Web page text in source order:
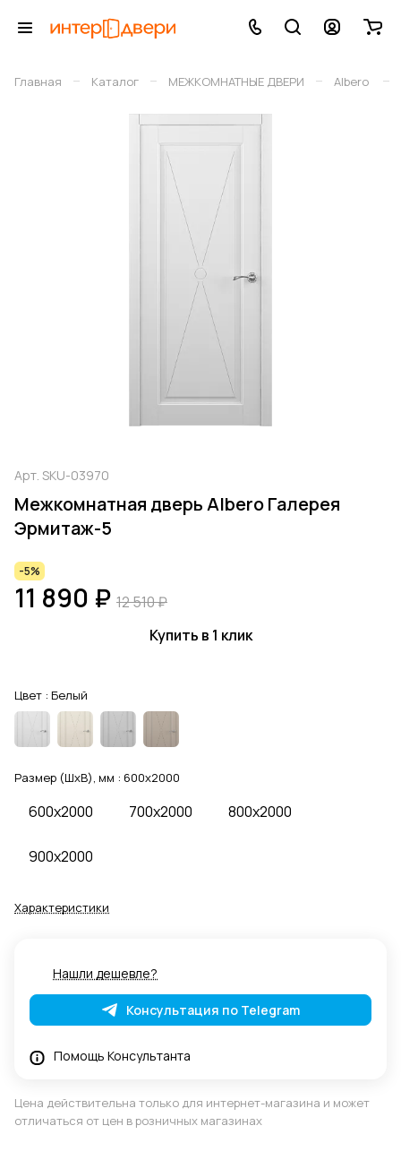
Главная – Каталог – МЕЖКОМНАТНЫЕ ДВЕРИ – Albero –
Арт. SKU-03970
Межкомнатная дверь Albero Галерея
Эрмитаж-5
-5%
11 890 ₽ 12 510 ₽
Купить в 1 клик
Цвет : Белый
Размер (ШхВ), мм : 600x2000
600x2000 700x2000 800x2000
900x2000
Характеристики
Нашли дешевле?
Консультация по Telegram
Помощь Консультанта
Цена действительна только для интернет-магазина и может
отличаться от цен в розничных магазинах